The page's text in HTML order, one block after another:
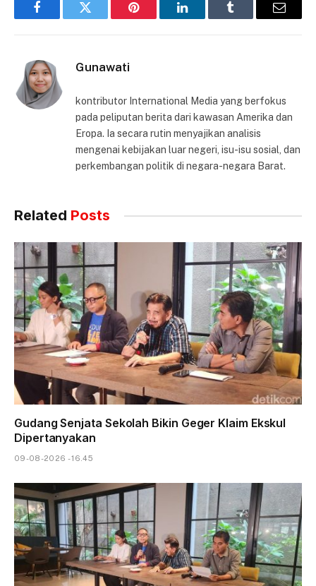
FacebookTwitter Pinterest LinkedInTumblr Email
Gunawati
kontributor International Media yang berfokus
pada peliputan berita dari kawasan Amerika dan
Eropa. Ia secara rutin menyajikan analisis
mengenai kebijakan luar negeri, isu-isu sosial, dan
perkembangan politik di negara-negara Barat.
Related Posts
Gudang Senjata Sekolah Bikin Geger Klaim Ekskul
Dipertanyakan
09-08-2026 - 16.45